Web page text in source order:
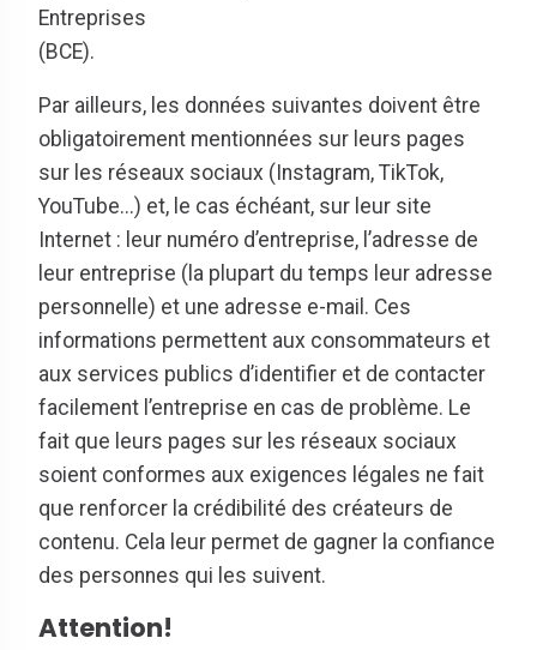
Entreprises
(BCE).
Par ailleurs, les données suivantes doivent être
obligatoirement mentionnées sur leurs pages
sur les réseaux sociaux (Instagram, TikTok,
YouTube...) et, le cas échéant, sur leur site
Internet : leur numéro d’entreprise, l’adresse de
leur entreprise (la plupart du temps leur adresse
personnelle) et une adresse e-mail. Ces
informations permettent aux consommateurs et
aux services publics d’identifier et de contacter
facilement l’entreprise en cas de problème. Le
fait que leurs pages sur les réseaux sociaux
soient conformes aux exigences légales ne fait
que renforcer la crédibilité des créateurs de
contenu. Cela leur permet de gagner la confiance
des personnes qui les suivent.
Attention!